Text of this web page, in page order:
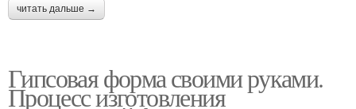
читать дальше →
Гипсовая форма своими руками.
Процесс изготовления